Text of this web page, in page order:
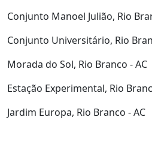
Conjunto Manoel Julião, Rio
Conjunto Universitário, Rio
Morada do Sol, Rio Branco - AC
Estação Experimental, Rio
Jardim Europa, Rio Branco - AC